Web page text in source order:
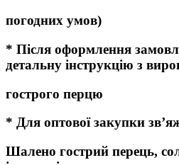
погодних умов)
* Після оформлення
детальну інструкцію з
гострого перцю
* Для оптової закупки
Шалено гострий перець,